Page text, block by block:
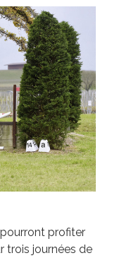
profiter
trois journées de